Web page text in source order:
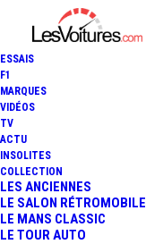
ESSAIS
F1
MARQUES
VIDÉOS
TV
ACTU
INSOLITES
COLLECTION
LES ANCIENNES
LE SALON RÉTROMOBILE
LE MANS CLASSIC
LE TOUR AUTO